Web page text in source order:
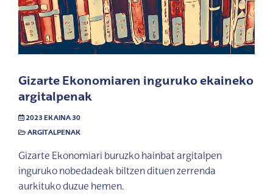
Gizarte Ekonomiaren inguruko ekaineko
argitalpenak
2023 EKAINA 30
ARGITALPENAK
Gizarte Ekonomiari buruzko hainbat argitalpen
inguruko nobedadeak biltzen dituen zerrenda
aurkituko duzue hemen.